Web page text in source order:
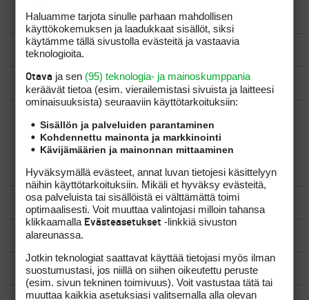
LUO AIHE
SÄÄNNÖT
OHJEET
YLEISTÄ
VÄLINEET
MATKAILU
KILPAGOLF & HARJOITTELU
Haluamme tarjota sinulle parhaan mahdollisen
käyttökokemuksen ja laadukkaat sisällöt, siksi
käytämme tällä sivustolla evästeitä ja vastaavia
teknologioita.
Otava ja sen (95) teknologia- ja mainoskumppania
keräävät tietoa (esim. vierailemis­tasi sivuista ja laitteesi
ominaisuuk­sista) seuraaviin käyttötarkoituksiin:
Sisällön ja palveluiden parantaminen
Kohdennettu mainonta ja markkinointi
Kävijämäärien ja mainonnan mittaaminen
Hyväksymällä evästeet, annat luvan tietojesi käsittelyyn
näihin käyttötarkoituksiin. Mikäli et hyväksy evästeitä,
osa palveluista tai sisällöistä ei välttämättä toimi
optimaalisesti. Voit muuttaa valintojasi milloin tahansa
klikkaamalla Evästeasetukset -linkkiä sivuston
alareunassa.
Jotkin teknologiat saattavat käyttää tietojasi myös ilman
suostumustasi, jos niillä on siihen oikeutettu peruste
(esim. sivun tekninen toimivuus). Voit vastustaa tätä tai
muuttaa kaikkia asetuksiasi valitsemalla alla olevan